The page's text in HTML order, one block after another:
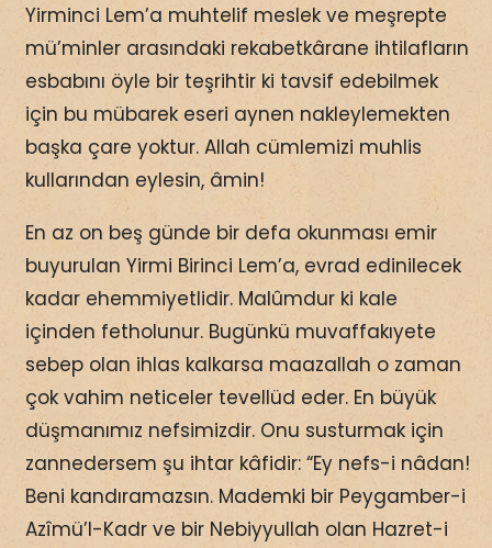
Yirminci Lem’a muhtelif meslek ve meşrepte
mü’minler arasındaki rekabetkârane ihtilafların
esbabını öyle bir teşrihtir ki tavsif edebilmek
için bu mübarek eseri aynen nakleylemekten
başka çare yoktur. Allah cümlemizi muhlis
kullarından eylesin, âmin!
En az on beş günde bir defa okunması emir
buyurulan Yirmi Birinci Lem’a, evrad edinilecek
kadar ehemmiyetlidir. Malûmdur ki kale
içinden fetholunur. Bugünkü muvaffakıyete
sebep olan ihlas kalkarsa maazallah o zaman
çok vahim neticeler tevellüd eder. En büyük
düşmanımız nefsimizdir. Onu susturmak için
zannedersem şu ihtar kâfidir: “Ey nefs-i nâdan!
Beni kandıramazsın. Mademki bir Peygamber-i
Azîmü’l-Kadr ve bir Nebiyyullah olan Hazret-i